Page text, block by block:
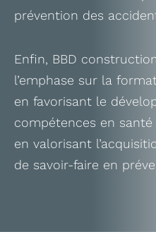
prévention des
Enfin, BBD
l’emphase sur la
en favorisant le
compétences en santé
en valorisant
de savoir-faire en